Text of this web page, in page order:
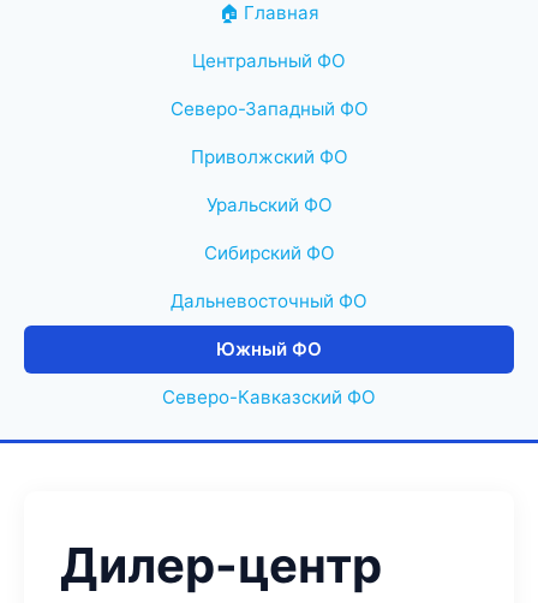
🏠 Главная
Центральный ФО
Северо-Западный ФО
Приволжский ФО
Уральский ФО
Сибирский ФО
Дальневосточный ФО
Южный ФО
Северо-Кавказский ФО
Дилер-центр